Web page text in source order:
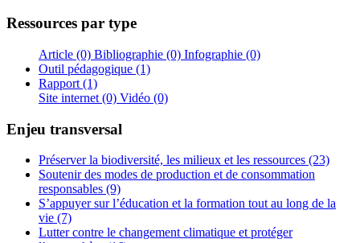
Ressources par type
Article (0) Bibliographie (0) Infographie (0)
Outil pédagogique (1)
Rapport (1)
Site internet (0) Vidéo (0)
Enjeu transversal
Préserver la biodiversité, les milieux et les ressources (23)
Soutenir des modes de production et de consommation
responsables (9)
S’appuyer sur l’éducation et la formation tout au long de la
vie (7)
Lutter contre le changement climatique et protéger